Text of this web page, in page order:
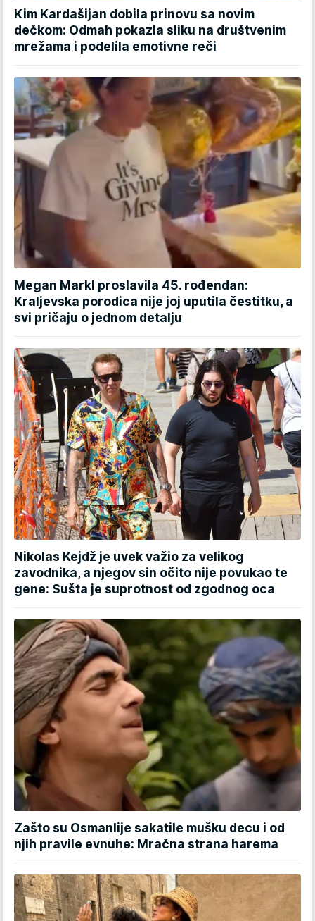
Kim Kardašijan dobila prinovu sa novim
dečkom: Odmah pokazla sliku na društvenim
mrežama i podelila emotivne reči
Megan Markl proslavila 45. rođendan:
Kraljevska porodica nije joj uputila čestitku, a
svi pričaju o jednom detalju
Nikolas Kejdž je uvek važio za velikog
zavodnika, a njegov sin očito nije povukao te
gene: Sušta je suprotnost od zgodnog oca
Zašto su Osmanlije sakatile mušku decu i od
njih pravile evnuhe: Mračna strana harema